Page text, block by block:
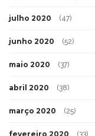
julho 2020 (47)
junho 2020 (52)
maio 2020 (37)
abril 2020 (38)
março 2020 (25)
fevereiro 2020 (33)